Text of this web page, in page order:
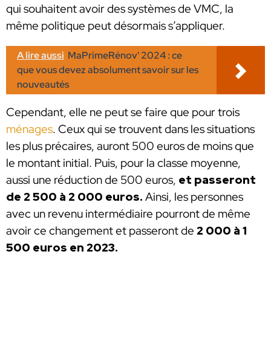
qui souhaitent avoir des systèmes de VMC, la
même politique peut désormais s’appliquer.
A lire aussi MaPrimeRénov' 2024 : ce
que vous devez absolument savoir sur les
nouveautés
Cependant, elle ne peut se faire que pour trois
ménages. Ceux qui se trouvent dans les situations
les plus précaires, auront 500 euros de moins que
le montant initial. Puis, pour la classe moyenne,
aussi une réduction de 500 euros, et passeront
de 2 500 à 2 000 euros. Ainsi, les personnes
avec un revenu intermédiaire pourront de même
avoir ce changement et passeront de 2 000 à 1
500 euros en 2023.